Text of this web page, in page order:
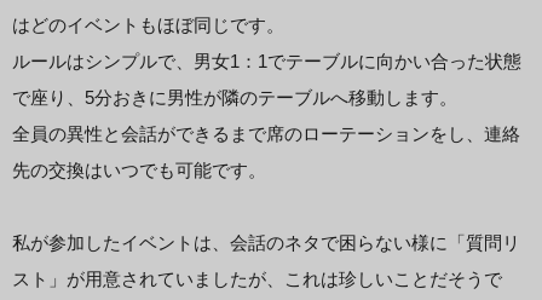
はどのイベントもほぼ同じです。
ルールはシンプルで、男女1：1でテーブルに向かい合った状態
で座り、5分おきに男性が隣のテーブルへ移動します。
全員の異性と会話ができるまで席のローテーションをし、連絡
先の交換はいつでも可能です。
私が参加したイベントは、会話のネタで困らない様に「質問リ
スト」が用意されていましたが、これは珍しいことだそうで